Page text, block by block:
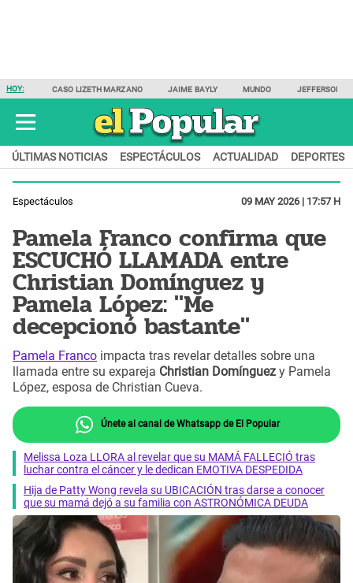
HOY: CASO LIZETH MARZANO JAIME BAYLY MUNDO JEFFERSON
ÚLTIMAS NOTICIAS ESPECTÁCULOS ACTUALIDAD DEPORTES
Espectáculos 09 MAY 2026 | 17:57 H
Pamela Franco confirma que
ESCUCHÓ LLAMADA entre
Christian Domínguez y
Pamela López: "Me
decepcionó bastante"
Pamela Franco impacta tras revelar detalles sobre una
llamada entre su expareja Christian Domínguez y Pamela
López, esposa de Christian Cueva.
Únete al canal de Whatsapp de El Popular
Melissa Loza LLORA al revelar que su MAMÁ FALLECIÓ tras
luchar contra el cáncer y le dedican EMOTIVA DESPEDIDA
Hija de Patty Wong revela su UBICACIÓN tras darse a conocer
que su mamá dejó a su familia con ASTRONÓMICA DEUDA